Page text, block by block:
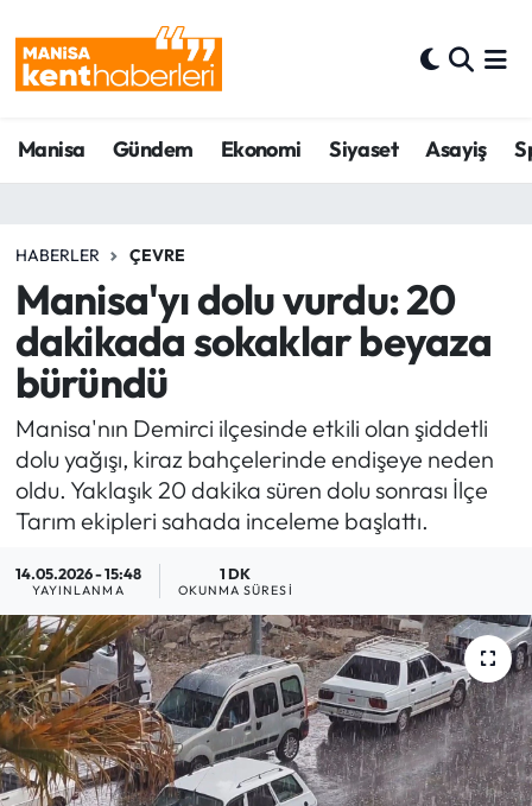
Manisa Gündem Ekonomi Siyaset Asayiş
HABERLER ÇEVRE
Manisa'yı dolu vurdu: 20
dakikada sokaklar beyaza
büründü
Manisa'nın Demirci ilçesinde etkili olan şiddetli
dolu yağışı, kiraz bahçelerinde endişeye neden
oldu. Yaklaşık 20 dakika süren dolu sonrası İlçe
Tarım ekipleri sahada inceleme başlattı.
14.05.2026 - 15:48
YAYINLANMA
1 DK
OKUNMA SÜRESI
Ahmetli Hava Durumu
Ahmetli Trafik Yoğunluk Haritası
Tüm Manşetler
Son Dakika Haberleri
Haber Arşivi